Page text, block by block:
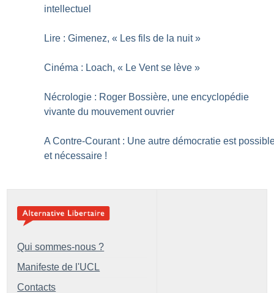
intellectuel
Lire : Gimenez, « Les fils de la nuit »
Cinéma : Loach, « Le Vent se lève »
Nécrologie : Roger Bossière, une encyclopédie
vivante du mouvement ouvrier
A Contre-Courant : Une autre démocratie est
et nécessaire !
Qui sommes-nous ?
Manifeste de l'UCL
Contacts